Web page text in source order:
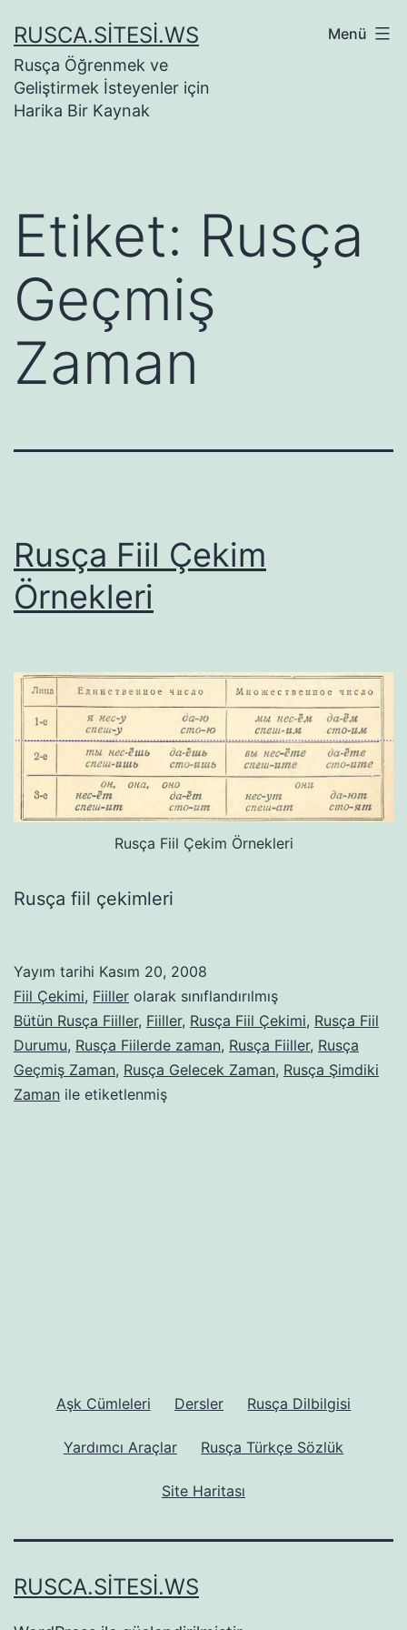
geçRUSCA.SITESI.WS
Rusça Öğrenmek ve
Geliştirmek İsteyenler için
Harika Bir Kaynak
Menü
Etiket: Rusça
Geçmiş
Zaman
Rusça Fiil Çekim
Örnekleri
Rusça Fiil Çekim Örnekleri
Rusça fiil çekimleri
Yayım tarihi Kasım 20, 2008
Fiil Çekimi, Fiiller olarak sınıflandırılmış
Bütün Rusça Fiiller, Fiiller, Rusça Fiil Çekimi, Rusça Fiil
Durumu, Rusça Fiilerde zaman, Rusça Fiiller, Rusça
Geçmiş Zaman, Rusça Gelecek Zaman, Rusça Şimdiki
Zaman ile etiketlenmiş
Aşk Cümleleri Dersler Rusça Dilbilgisi
Yardımcı Araçlar Rusça Türkçe Sözlük
Site Haritası
RUSCA.SITESI.WS